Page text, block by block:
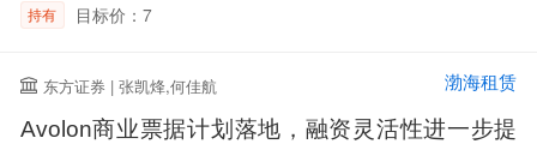
持有 目标价：7
东方证券 | 张凯烽,何佳航 渤海租赁
Avolon商业票据计划落地，融资灵活性进一步提